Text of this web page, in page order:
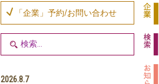
「企業」予約/お問い合わせ
2026.8.7